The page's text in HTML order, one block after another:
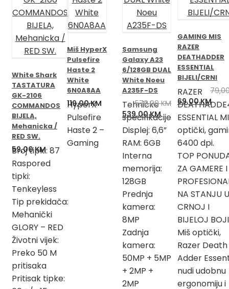
White Shark
TASTATURA
GK-2106
COMMANDOS
BIJELA,
Mehanicka /
RED SW.
59,00KM
Broj tipki: 87
Raspored
tipki:
Tenkeyless
Tip prekidača:
Mehanički
GLORY – RED
Životni vijek:
Preko 50 M
pritisaka
Pritisak tipke:
Miš HyperX
Pulsefire
Haste 2
White
6N0A8AA
119,00KM
HyperX
Pulsefire
Haste 2 –
Gaming
Samsung
Galaxy A23
6/128GB DUAL
White Noeu
A235F-DS
579,00KM
Izvorna
cijena
bila
je:
579,00 KM.
539,00KMTrenutna
cijena
je:
539,00 KM.
Tehničke
specifikacije
Displej: 6,6”
RAM: 6GB
Interna
memorija:
128GB
Prednja
kamera:
8MP
Zadnja
kamera:
50MP + 5MP
+ 2MP +
2MP
GAMING MIS
RAZER
DEATHADDER
ESSENTIAL
BIJELI/CRNI
Izvorna
bila
je:
79,00 KM.
69,00KM
je:
RAZER
ESSENTIAL
optički,
6400 dpi.
TOP
ZA GAMERE I
NA STANJU U
CRNOJ I
BIJELOJ BOJI
Miš optički,
Razer Death
Adder
nudi udobnu
ergonomiju i